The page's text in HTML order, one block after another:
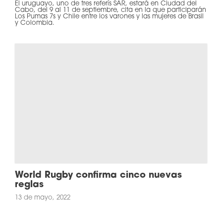
El uruguayo, uno de tres referís SAR, estará en Ciudad del
Cabo, del 9 al 11 de septiembre, cita en la que participarán
Los Pumas 7s y Chile entre los varones y las mujeres de Brasil
y Colombia.
World Rugby confirma cinco nuevas
reglas
13 de mayo, 2022